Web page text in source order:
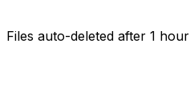
Files auto-deleted after 1 hour